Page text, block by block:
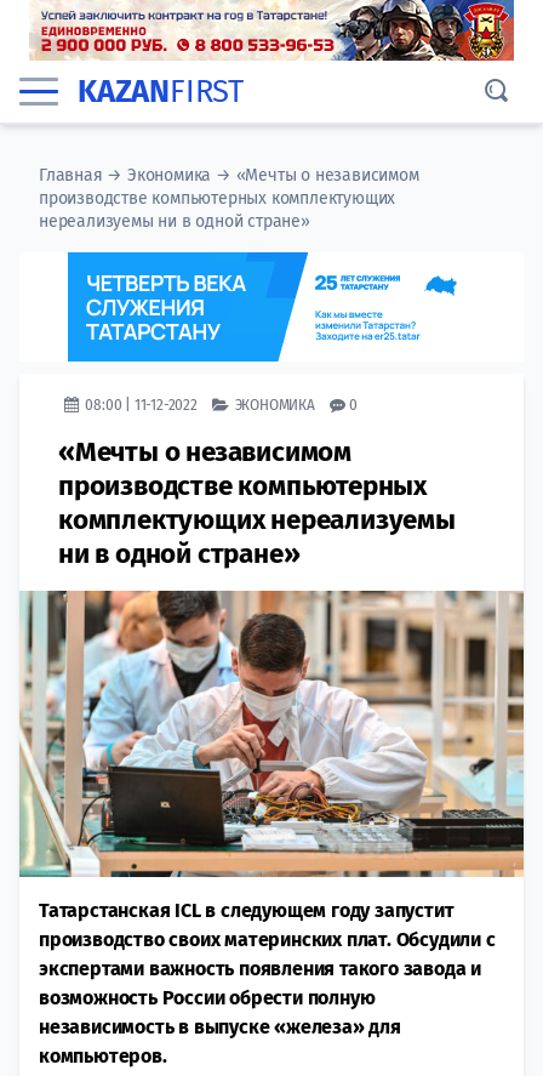
KAZANFIRST
Главная →Экономика → «Мечты о независимом
производстве компьютерных комплектующих
нереализуемы ни в одной стране»
08:00 | 11-12-2022 ЭКОНОМИКА 0
«Мечты о независимом
производстве компьютерных
комплектующих нереализуемы
ни в одной стране»
Татарстанская ICL в следующем году запустит
производство своих материнских плат. Обсудили с
экспертами важность появления такого завода и
возможность России обрести полную
независимость в выпуске «железа» для
компьютеров.